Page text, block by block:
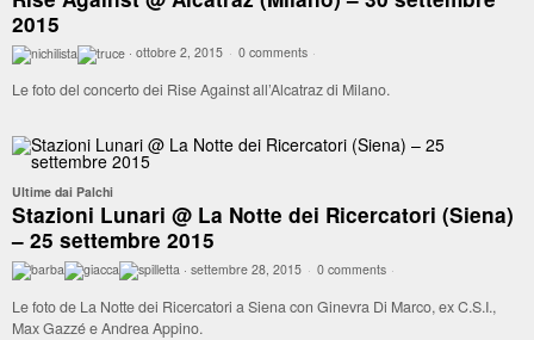
2015
· ottobre 2, 2015 · 0 comments ·
Le foto del concerto dei Rise Against all’Alcatraz di Milano.
Ultime dai Palchi
Stazioni Lunari @ La Notte dei Ricercatori (Siena)
– 25 settembre 2015
· settembre 28, 2015 · 0 comments ·
Le foto de La Notte dei Ricercatori a Siena con Ginevra Di Marco, ex C.S.I.,
Max Gazzé e Andrea Appino.